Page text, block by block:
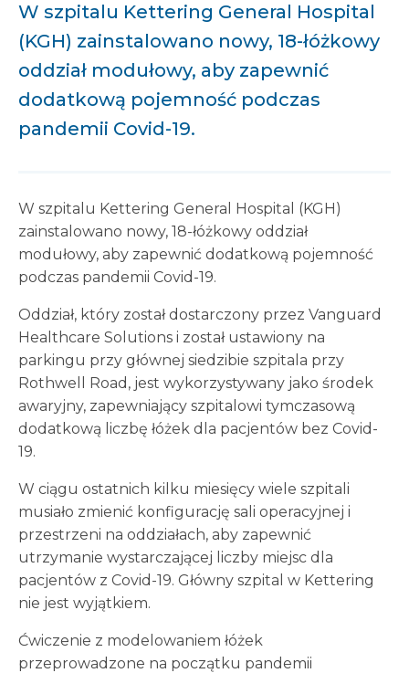
W szpitalu Kettering General Hospital
(KGH) zainstalowano nowy, 18-łóżkowy
oddział modułowy, aby zapewnić
dodatkową pojemność podczas
pandemii Covid-19.
W szpitalu Kettering General Hospital (KGH)
zainstalowano nowy, 18-łóżkowy oddział
modułowy, aby zapewnić dodatkową pojemność
podczas pandemii Covid-19.
Oddział, który został dostarczony przez Vanguard
Healthcare Solutions i został ustawiony na
parkingu przy głównej siedzibie szpitala przy
Rothwell Road, jest wykorzystywany jako środek
awaryjny, zapewniający szpitalowi tymczasową
dodatkową liczbę łóżek dla pacjentów bez Covid-
19.
W ciągu ostatnich kilku miesięcy wiele szpitali
musiało zmienić konfigurację sali operacyjnej i
przestrzeni na oddziałach, aby zapewnić
utrzymanie wystarczającej liczby miejsc dla
pacjentów z Covid-19. Główny szpital w Kettering
nie jest wyjątkiem.
Ćwiczenie z modelowaniem łóżek
przeprowadzone na początku pandemii